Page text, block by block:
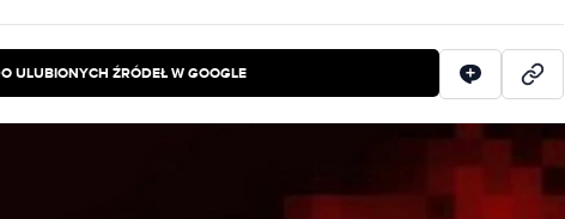
ULUBIONYCH ŹRÓDEŁ W GOOGLE